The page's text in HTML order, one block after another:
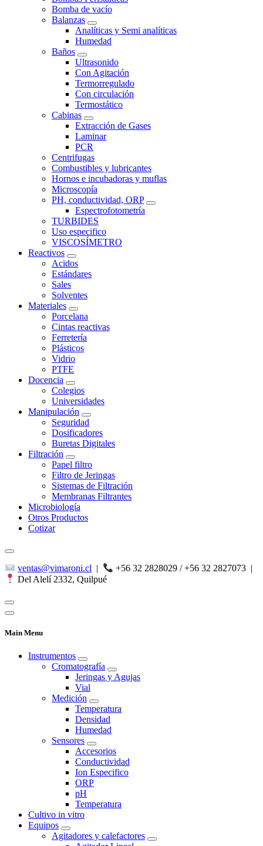
Bomba de vacío
Balanzas
Analíticas y Semi analíticas
Humedad
Baños
Ultrasonido
Con Agitación
Termorregulado
Con circulación
Termostático
Cabinas
Extracción de Gases
Laminar
PCR
Centrifugas
Combustibles y lubricantes
Hornos e incubadoras y muflas
Microscopía
PH, conductividad, ORP
Espectrofotometría
TURBIDES
Uso especifico
VISCOSÍMETRO
Reactivos
Acidos
Estándares
Sales
Solventes
Materiales
Porcelana
Cintas reactivas
Ferretería
Plásticos
Vidrio
PTFE
Docencia
Colegios
Universidades
Manipulación
Seguridad
Dosificadores
Buretas Digitales
Filtración
Papel filtro
Filtro de Jeringas
Sistemas de Filtración
Membranas Filtrantes
Microbiología
Otros Productos
Cotizar
ventas@vimaroni.cl | +56 32 2828029 / +56 32 2827073 |
Del Alelí 2332, Quilpué
Main Menu
Instrumentos
Cromatografía
Jeringas y Agujas
Vial
Medición
Temperatura
Densidad
Humedad
Sensores
Accesorios
Conductividad
Ion Especifico
ORP
pH
Temperatura
Cultivo in vitro
Equipos
Agitadores y calefactores